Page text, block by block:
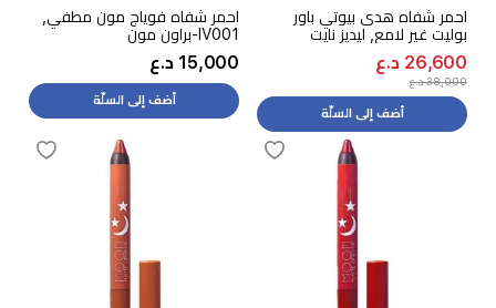
احمر شفاه هدى بيوتي باور
بوليت غير لامع, ليديز نايت
26,600 د.ع
38,000 د.ع
أضف إلى السلّة
احمر شفاه فوياج مون مطفي,
IV001-براون مون
15,000 د.ع
أضف إلى السلّة